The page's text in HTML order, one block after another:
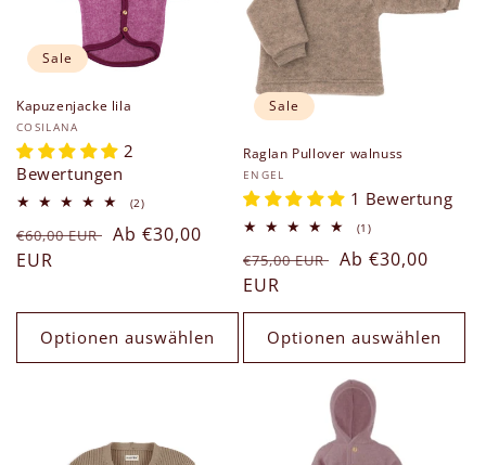
Sale
Kapuzenjacke lila
Anbieter:
COSILANA
2
Bewertungen
(2)2
insgesamt
Normaler
Preis
€60,00 EUR Verkaufspreis
Ab €30,00
EUR
Optionen auswählen
Sale
Raglan Pullover walnuss
Anbieter:
ENGEL
1 Bewertung
(1)1
insgesamt
Normaler
Preis
€75,00 EUR Verkaufspreis
Ab €30,00
EUR
Optionen auswählen